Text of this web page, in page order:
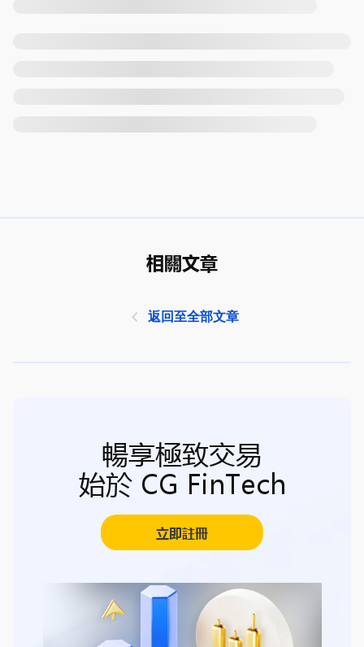
相關文章
返回至全部文章
暢享極致交易
始於 CG FinTech
立即註冊